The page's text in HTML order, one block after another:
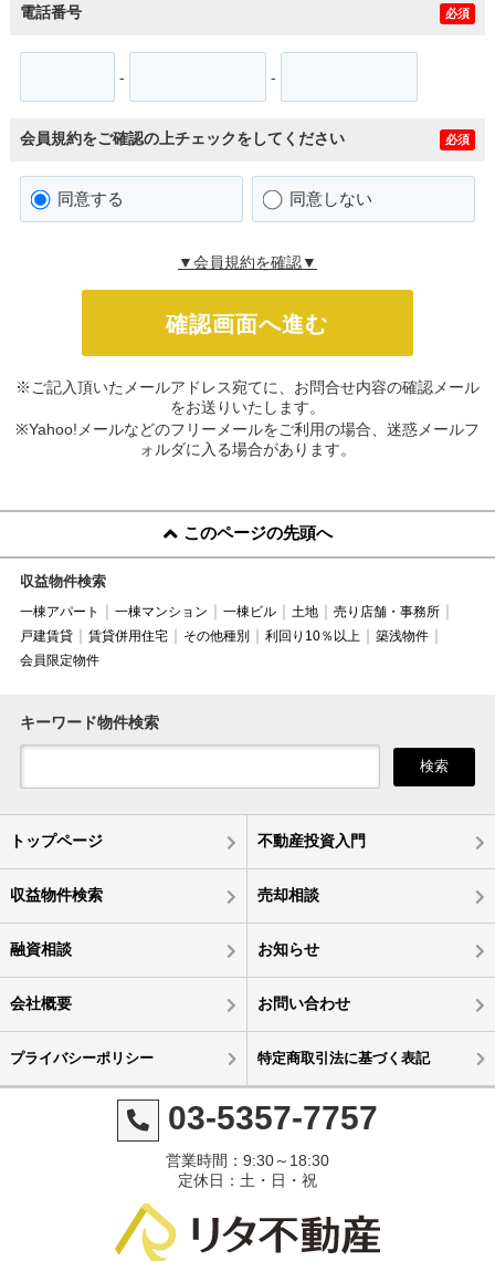
電話番号 必須
- -
会員規約をご確認の上チェックをしてください 必須
同意する 同意しない
▼会員規約を確認▼
※ご記入頂いたメールアドレス宛てに、お問合せ内容の確認メール
をお送りいたします。
※Yahoo!メールなどのフリーメールをご利用の場合、迷惑メールフ
ォルダに入る場合があります。
このページの先頭へ
収益物件検索
一棟アパート 一棟マンション 一棟ビル 土地
売り店舗・事務所
戸建賃貸
賃貸併用住宅 その他種別 利回り10％以上
築浅物件
会員限定物件
キーワード物件検索
検索
トップページ 不動産投資入門
収益物件検索 売却相談
融資相談 お知らせ
会社概要 お問い合わせ
プライバシーポリシー 特定商取引法に基づく表記
03-5357-7757
営業時間：9:30～18:30
定休日：土・日・祝